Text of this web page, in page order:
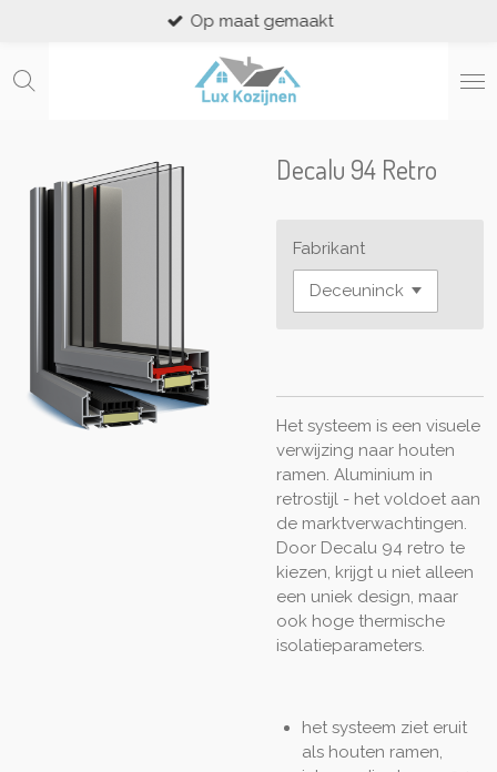
naar
Op maat gemaakt
Decalu 94 Retro
Fabrikant
Het systeem is een visuele
verwijzing naar houten
ramen. Aluminium in
retrostijl - het voldoet aan
de marktverwachtingen.
Door Decalu 94 retro te
kiezen, krijgt u niet alleen
een uniek design, maar
ook hoge thermische
isolatieparameters.
het systeem ziet eruit
als houten ramen,